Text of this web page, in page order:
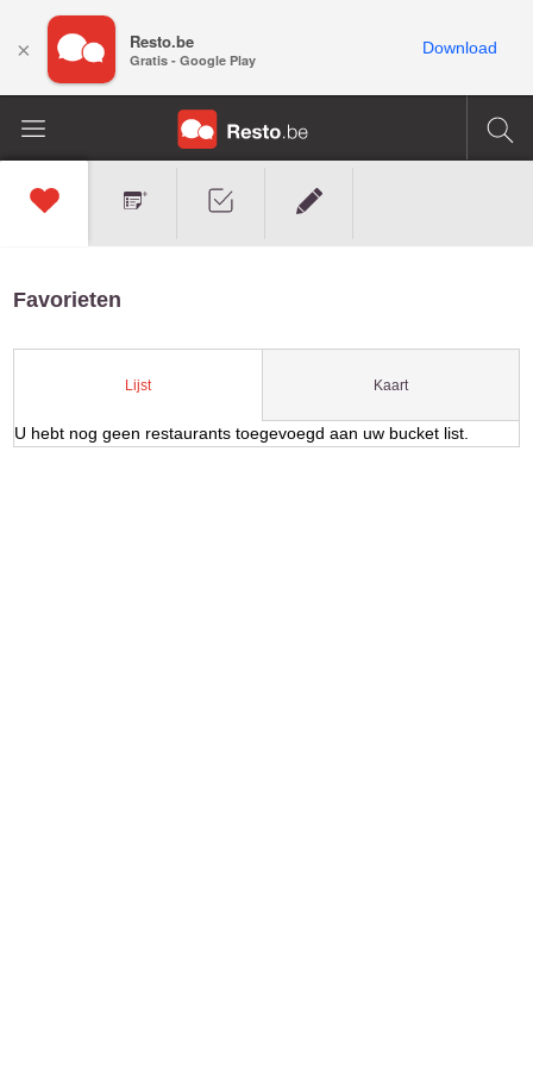
Favorieten
Lijst Kaart
U hebt nog geen restaurants toegevoegd aan uw bucket list.
× Resto.be
Gratis - Google Play
Download